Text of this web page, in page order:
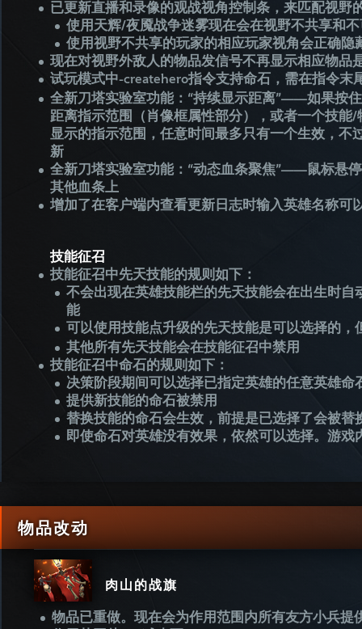
已更新直播和录像的观战视角控制条，来匹配视野
使用天辉/夜魇战争迷雾现在会在视野不共享和
使用视野不共享的玩家的相应玩家视角会正确隐
现在对视野外敌人的物品发信号不再显示相应物品
试玩模式中-createhero指令支持命石，需在指令末
全新刀塔实验室功能：“持续显示距离”——如果按
距离指示范围（肖像框属性部分），或者一个技能
显示的指示范围，任意时间最多只有一个生效，不
新
全新刀塔实验室功能：“动态血条聚焦”——鼠标悬
其他血条上
增加了在客户端内查看更新日志时输入英雄名称可
技能征召
技能征召中先天技能的规则如下：
不会出现在英雄技能栏的先天技能会在出生时
能
可以使用技能点升级的先天技能是可以选择的
其他所有先天技能会在技能征召中禁用
技能征召中命石的规则如下：
决策阶段期间可以选择已指定英雄的任意英雄命
提供新技能的命石被禁用
替换技能的命石会生效，前提是已选择了会被替
即使命石对英雄没有效果，依然可以选择。游戏
物品改动
肉山的战旗
物品已重做。现在会为作用范围内所有友方小兵提